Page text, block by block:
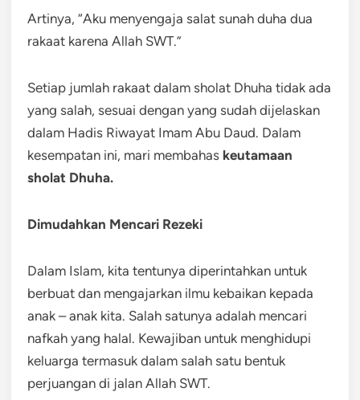
Artinya, “Aku menyengaja salat sunah duha dua
rakaat karena Allah SWT.”
Setiap jumlah rakaat dalam sholat Dhuha tidak ada
yang salah, sesuai dengan yang sudah dijelaskan
dalam Hadis Riwayat Imam Abu Daud. Dalam
kesempatan ini, mari membahas keutamaan
sholat Dhuha.
Dimudahkan Mencari Rezeki
Dalam Islam, kita tentunya diperintahkan untuk
berbuat dan mengajarkan ilmu kebaikan kepada
anak – anak kita. Salah satunya adalah mencari
nafkah yang halal. Kewajiban untuk menghidupi
keluarga termasuk dalam salah satu bentuk
perjuangan di jalan Allah SWT.